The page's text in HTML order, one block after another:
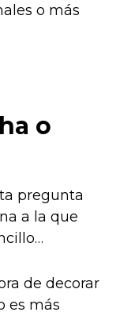
o más
o
pregunta
a la que
de decorar
es más